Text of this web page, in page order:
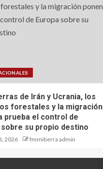
de Irán y Ucrania, los
forestales y la migración
prueba el control de
sobre su propio destino
2026 fmmitierra admin